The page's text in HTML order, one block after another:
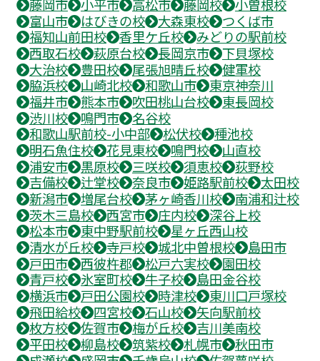
藤岡市
小平市 高松市 藤岡校
小曽根校
富山市
はびきの校 大森東校
つくば市
福知山前田校
香里ケ丘校
みどりの駅前校
西取石校
萩原台校 長岡京市
下貝塚校
大治校
豊田校 尾張旭晴丘校
健軍校
脇浜校
山崎北校 和歌山市
東京神奈川
福井市
熊本市 吹田桃山台校
東長岡校
渋川校
鳴門市
名谷校
和歌山駅前校-小中部
松伏校
種池校
明石魚住校
花見東校 鳴門校
山直校
浦安市
黒原校 三咲校 須恵校
荻野校
吉備校
辻堂校 奈良市 姫路駅前校
太田校
新潟市
増尾台校 茅ヶ崎香川校
南浦和辻校
茨木三島校
西宮市 庄内校
深谷上校
松本市
東中野駅前校
星ヶ丘西山校
清水が丘校
寺戸校 城北中曽根校
島田市
戸田市
西彼杵郡 松戸六実校
園田校
青戸校
氷室町校 牛子校
島田金谷校
横浜市
戸田公園校 時津校
東川口戸塚校
飛田給校
四宮校 石山校
矢向駅前校
枚方校
佐賀市 梅が丘校
吉川美南校
平田校
柳島校 筑紫校 札幌市
秋田市